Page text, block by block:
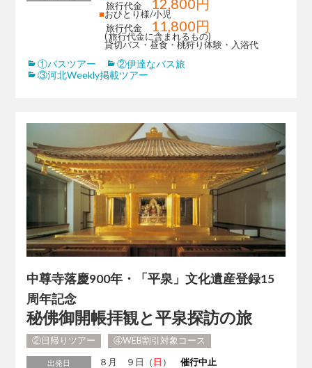
旅行代金
■おひとり様/小児
旅行代金
11,800円
( 旅行代金に含まれるもの)
貸切バス・昼食・桃狩り体験・入浴代
①バスツアー
②伊達なバス旅
③河北Weekly掲載ツアー
中尊寺落慶900年・「平泉」文化遺産登録15
周年記念
秘佛御開帳拝観と平泉探訪の旅
②日帰りツアー ④WEB割引対象コース
出発日 ８月 ９日（ 日 ）催行中止